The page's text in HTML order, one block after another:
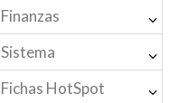
Finanzas
Sistema
Fichas HotSpot